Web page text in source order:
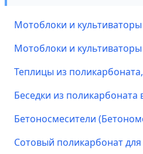
Мотоблоки и
Мотоблоки и
Теплицы из
Беседки из поликарбоната
Бетоносмесители
Сотовый поликарбонат